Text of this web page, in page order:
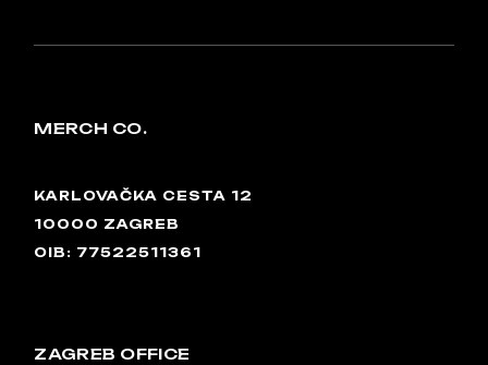
MERCH CO.
KARLOVAČKA CESTA 12
10000 ZAGREB
OIB: 77522511361
ZAGREB OFFICE